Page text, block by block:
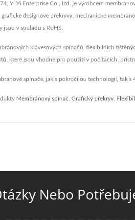
Yi Yi Enterprise Co., Ltd. je výrobcem
designové překryvy, mechanické
v souladu s RoHS.
klávesových spínačů, flexibilních
které jsou vhodné pro použití v počítačích,
spínače, jak s pokročilou technologií, tak s
Membránový spínač Grafický překryv
Nebo